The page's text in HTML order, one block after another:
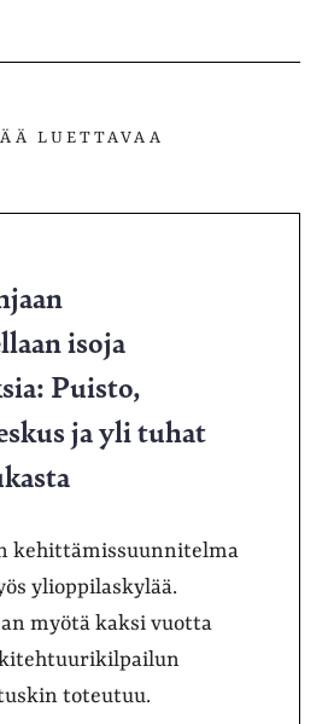
LUETTAVAA
isoja
Puisto,
ja yli tuhat
kehittämissuunnitelma
ylioppilaskylää.
myötä kaksi vuotta
toteutuu.